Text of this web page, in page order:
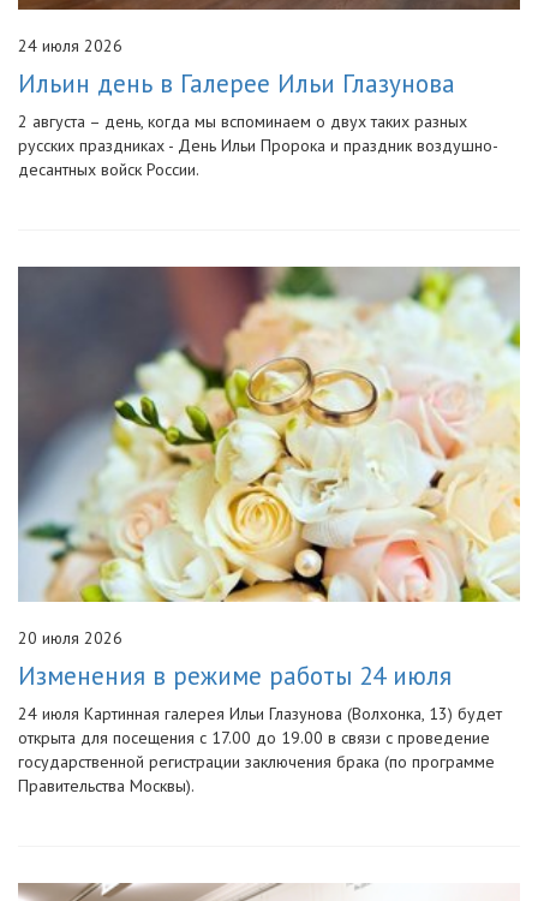
24 июля 2026
Ильин день в Галерее Ильи Глазунова
2 августа – день, когда мы вспоминаем о двух таких разных
русских праздниках - День Ильи Пророка и праздник воздушно-
десантных войск России.
20 июля 2026
Изменения в режиме работы 24 июля
24 июля Картинная галерея Ильи Глазунова (Волхонка, 13) будет
открыта для посещения с 17.00 до 19.00 в связи с проведение
государственной регистрации заключения брака (по программе
Правительства Москвы).